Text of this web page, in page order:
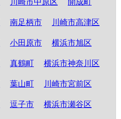
川崎市中原区 開成町
南足柄市 川崎市高津区
小田原市 横浜市旭区
真鶴町 横浜市神奈川区
葉山町 川崎市宮前区
逗子市 横浜市瀬谷区